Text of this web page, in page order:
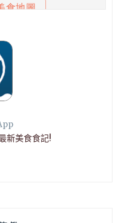
新美食食記!